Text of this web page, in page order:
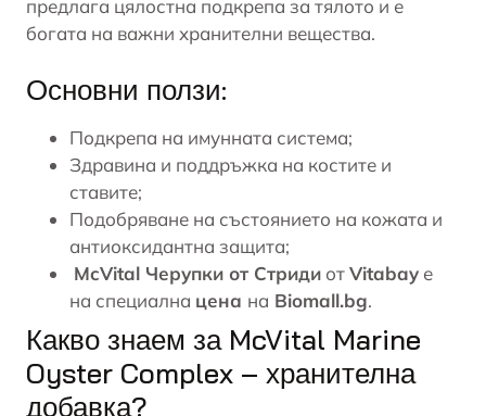
предлага цялостна подкрепа за тялото и е
богата на важни хранителни вещества.
Основни ползи:
Подкрепа на имунната система;
Здравина и поддръжка на костите и
ставите;
Подобряване на състоянието на кожата и
антиоксидантна защита;
McVital Черупки от Стриди отVitabay е
на специална цена на Biomall.bg.
Какво знаем за McVital Marine
Oyster Complex – хранителна
добавка?